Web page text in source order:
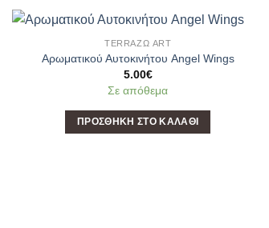
Wishlist
TERRAΖΩ ART
Αρωματικού Αυτοκινήτου Angel Wings
5.00€
Σε απόθεμα
ΠΡΟΣΘΉΚΗ ΣΤΟ ΚΑΛΆΘΙ